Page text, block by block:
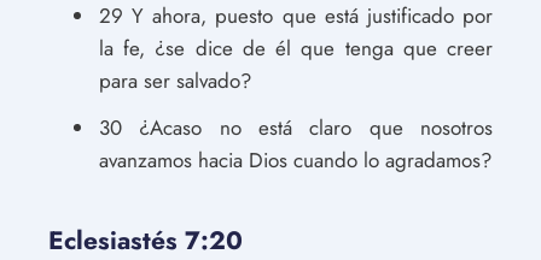
29 Y ahora, puesto que está justificado por
la fe, ¿se dice de él que tenga que creer
para ser salvado?
30 ¿Acaso no está claro que nosotros
avanzamos hacia Dios cuando lo agradamos?
Eclesiastés 7:20